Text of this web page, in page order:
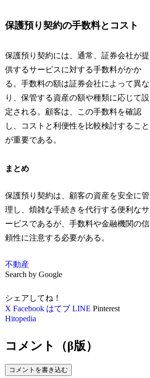
保護預り契約の手数料とコスト
保護預り契約には、通常、証券会社が提
供するサービスに対する手数料がかか
る。手数料の額は証券会社によって異な
り、保管する資産の額や種類に応じて設
定される。顧客は、この手数料を確認
し、コストと利便性を比較検討すること
が重要である。
まとめ
保護預り契約は、顧客の資産を安全に管
理し、煩雑な手続きを代行する便利なサ
ービスであるが、手数料や金融機関の信
頼性に注意する必要がある。
不動産
Search by Google
シェアしてね！
X Facebook はてブ LINE Pinterest
Hitopedia
コメント（β版）
コメントを書き込む